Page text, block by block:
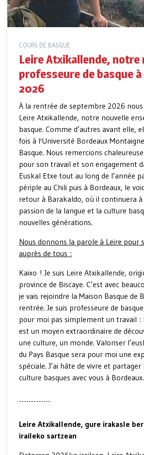
COURS DE BASQUE
Leire Atxikallende, notre
professeure de basque
2026
À la rentrée de septembre 2026
Leire Atxikallende, notre nouvelle
basque. Comme d’autres avant elle,
fois à l'Université Bordeaux
Basque. Nous remercions
pour son travail et son engagement
Euskal Etxe tout au long de l’année
périple au Chili puis à Bordeaux, le
retour à Barakaldo, où il continuera
passion de la langue et la culture
nouvelles générations.
Nous donnons la parole à Leire pour
auprès de tous :
Kaixo ! Je suis Leire Atxikallende,
province de Biscaye. C’est avec
je vais rejoindre la Maison Basque de
rentrée. Je suis professeure de
pour moi pas simplement un travail :
est un moyen extraordinaire de
une culture, un monde. Valoriser
du Pays Basque sera pour moi une
spéciale. J’ai hâte de vivre et
culture basques avec vous à
-------------
Leire Atxikallende, gure irakasle
iraileko sartzean